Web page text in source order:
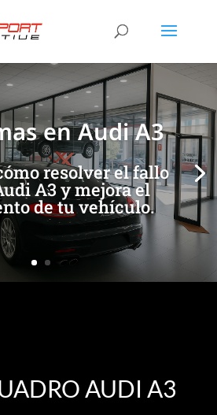
en Audi A3
resolver el fallo
A3 y mejora el
de tu vehículo.
AUDI A3